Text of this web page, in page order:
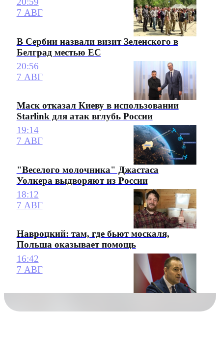
7 АВГ
В Сербии назвали визит Зеленского в
Белград местью ЕС
20:56
7 АВГ
Маск отказал Киеву в использовании
Starlink для атак вглубь России
19:14
7 АВГ
"Веселого молочника" Джастаса
Уолкера выдворяют из России
18:12
7 АВГ
Навроцкий: там, где бьют москаля,
Польша оказывает помощь
16:42
7 АВГ